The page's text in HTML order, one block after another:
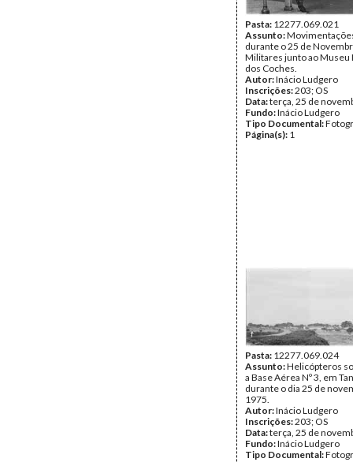
Pasta: 12277.069.021
Assunto:
durante o 25 de
Militares junto ao Museu
dos Coches.
Autor:Inácio Ludgero
Inscrições:203; OS
Data:terça, 25 de
Fundo:Inácio Ludgero
Tipo Documental:
Página(s): 1
Pasta: 12277.069.024
Assunto:Helicópteros
a Base Aérea Nº 3, em
durante o dia 25 de
1975.
Autor:Inácio Ludgero
Inscrições:203; OS
Data:terça, 25 de
Fundo:Inácio Ludgero
Tipo Documental: